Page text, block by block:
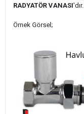
RADYATÖR VANASI'dır.
Örnek Görsel;